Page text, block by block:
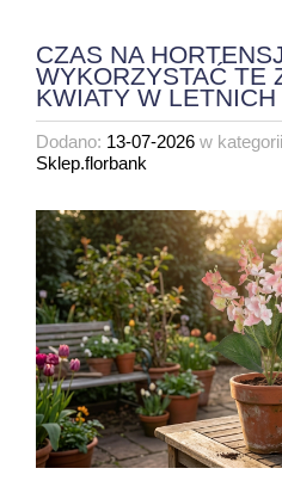
CZAS NA
WYKORZYSTAĆ TE
KWIATY W
Dodano: 13-07-2026 w
Sklep.florbank